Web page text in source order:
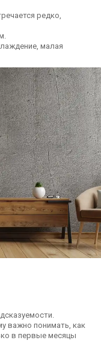
редко,
малая
важно понимать, как
в первые месяцы